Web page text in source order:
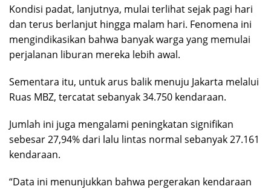
Kondisi padat, lanjutnya, mulai terlihat sejak pagi hari
dan terus berlanjut hingga malam hari. Fenomena ini
mengindikasikan bahwa banyak warga yang memulai
perjalanan liburan mereka lebih awal.
Sementara itu, untuk arus balik menuju Jakarta melalui
Ruas MBZ, tercatat sebanyak 34.750 kendaraan.
Jumlah ini juga mengalami peningkatan signifikan
sebesar 27,94% dari lalu lintas normal sebanyak 27.161
kendaraan.
“Data ini menunjukkan bahwa pergerakan kendaraan